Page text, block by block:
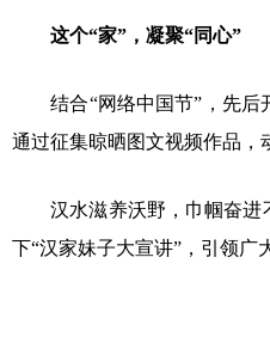
这个“家”，凝聚“同心”
结合“网络中国节”，先后开
通过征集晾晒图文视频作品，
汉水滋养沃野，巾帼奋进不
下“汉家妹子大宣讲”，引领广